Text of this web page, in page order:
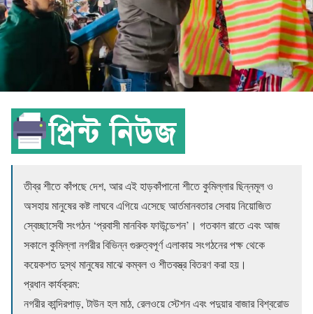
তীব্র শীতে কাঁপছে দেশ, আর এই হাড়কাঁপানো শীতে কুমিল্লার ছিন্নমূল ও
অসহায় মানুষের কষ্ট লাঘবে এগিয়ে এসেছে আর্তমানবতার সেবায় নিয়োজিত
স্বেচ্ছাসেবী সংগঠন ‘প্রবাসী মানবিক ফাউন্ডেশন’। গতকাল রাতে এবং আজ
সকালে কুমিল্লা নগরীর বিভিন্ন গুরুত্বপূর্ণ এলাকায় সংগঠনের পক্ষ থেকে
কয়েকশত দুস্থ মানুষের মাঝে কম্বল ও শীতবস্ত্র বিতরণ করা হয়।
​প্রধান কার্যক্রম:
​নগরীর কান্দিরপাড়, টাউন হল মাঠ, রেলওয়ে স্টেশন এবং পদুয়ার বাজার বিশ্বরোড